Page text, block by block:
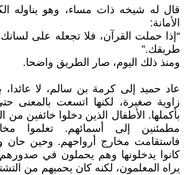
قال له شيخه ذات مساء، وهو يناوله
الأمانة:
“إذا حملت القرآن، فلا تجعله على
طريقك.”
ومنذ ذلك اليوم، صار الطريق واضحا.
عاد حميد إلى كرمة بن سالم، لا
زاوية صغيرة، لكنها اتسعت بالمعنى
بأكملها. الأطفال الذين دخلوا خائفين من
مطمئنين إلى أسمائهم. تعلموا
فاستقامت مخارج أرواحهم. وحين حان
كانوا يدخلونها وهم يحملون في صدورهم
يراه المعلمون، لكنه كان يحميهم من